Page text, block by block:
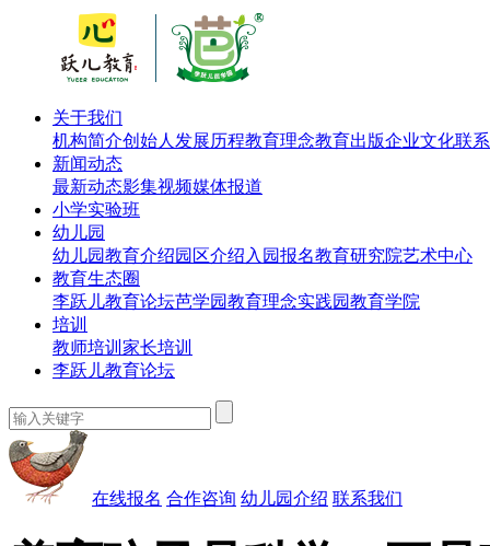
关于我们
机构简介创始人 发展历程教育理念教育出版企业文化联
新闻动态
最新动态影集视频媒体报道
小学实验班
幼儿园
幼儿园教育介绍园区介绍 入园报名教育研究院艺术中心
教育生态圈
李跃儿教育论坛芭学园教育理念实践园教育学院
培训
教师培训 家长培训
李跃儿教育论坛
在线报名 合作咨询 幼儿园介绍 联系我们